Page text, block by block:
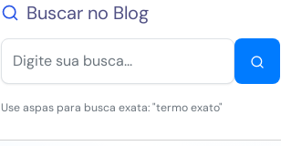
Buscar no Blog
Use aspas para busca exata: "termo exato"